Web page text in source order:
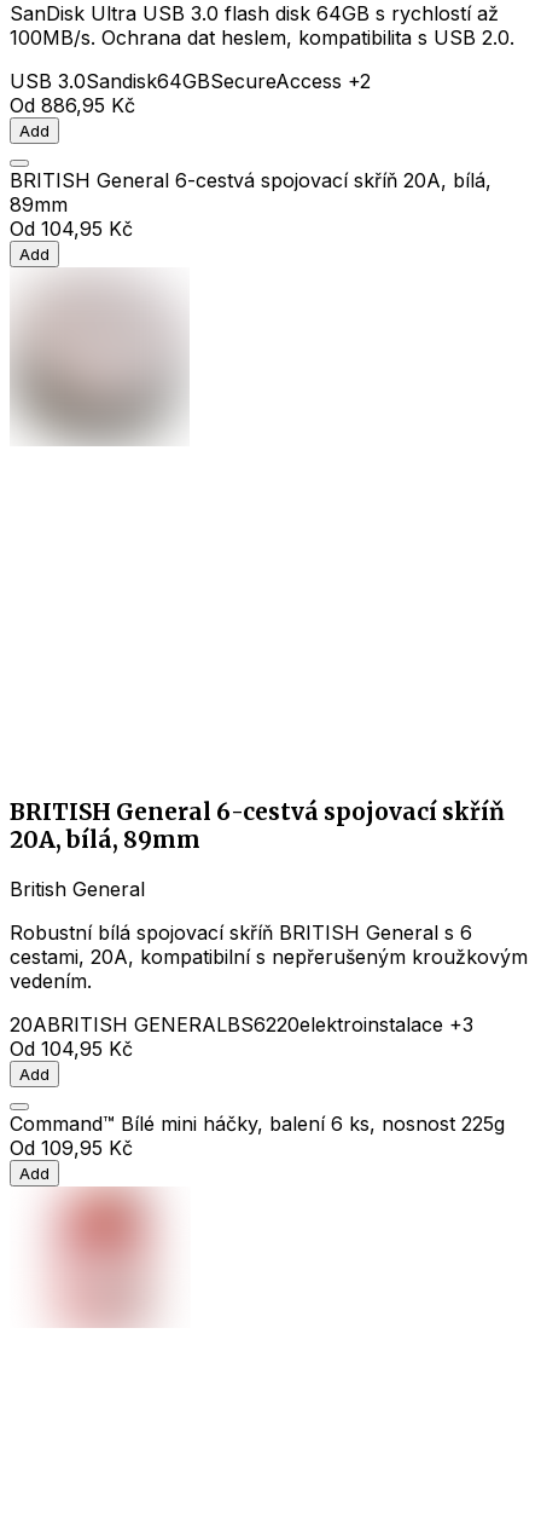
SanDisk Ultra USB 3.0 flash disk 64GB s rychlostí až
100MB/s. Ochrana dat heslem, kompatibilita s USB 2.0.
USB 3.0Sandisk64GBSecureAccess +2
Od 886,95 Kč
Add
BRITISH General 6-cestvá spojovací skříň 20A, bílá,
89mm
Od 104,95 Kč
Add
BRITISH General 6-cestvá spojovací skříň
20A, bílá, 89mm
British General
Robustní bílá spojovací skříň BRITISH General s 6
cestami, 20A, kompatibilní s nepřerušeným kroužkovým
vedením.
20ABRITISH GENERALBS6220elektroinstalace +3
Od 104,95 Kč
Add
Command™ Bílé mini háčky, balení 6 ks, nosnost 225g
Od 109,95 Kč
Add